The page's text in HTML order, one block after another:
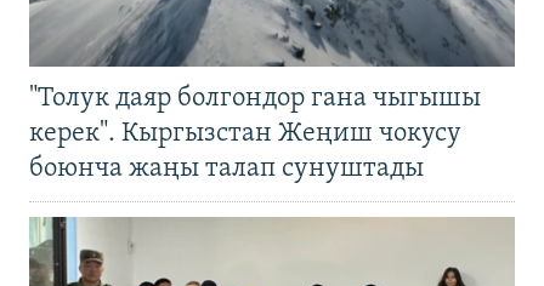
"Толук даяр болгондор гана чыгышы
керек". Кыргызстан Жеңиш чокусу
боюнча жаңы талап сунуштады